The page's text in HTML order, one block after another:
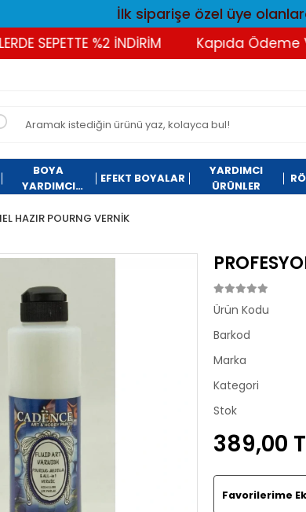
İlk siparişe özel üye
SEPETTE %2 İNDİRİM Kapıda Ödeme
BOYA
YARDIMCI
EFEKT BOYALAR
YARDIMCI
ÜRÜNLER
HAZIR POURNG VERNİK
Ürün Kodu
Barkod
Marka
Kategori
Stok
389,00
Favorilerime